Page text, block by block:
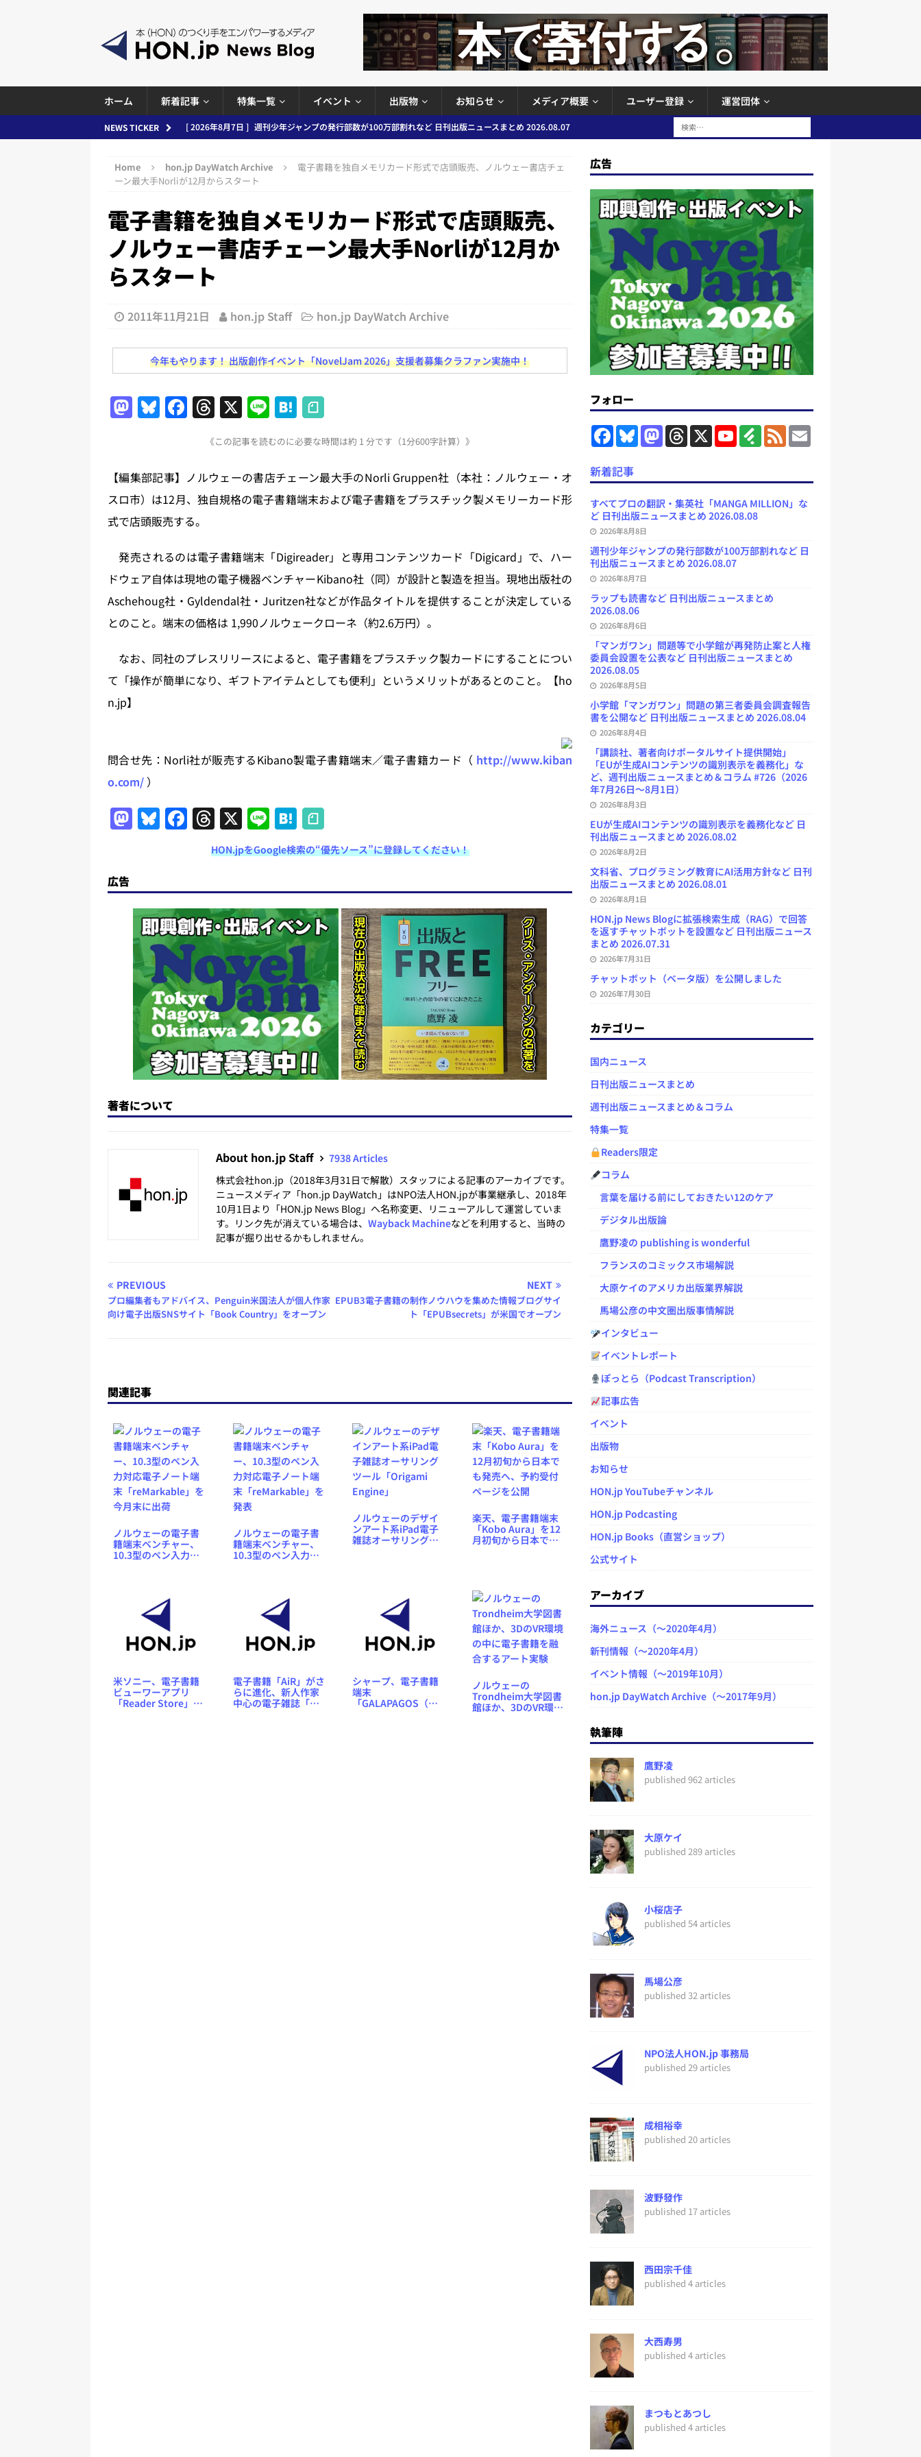
ホーム 新着記事 特集一覧 イベント 出版物 お知らせ メディア概要 ユーザー登録 運営団体
NEWS TICKER [ 2026年8月7日 ] 週刊少年ジャンプの発行部数が100万部割れなど 日刊出版ニュースまとめ 2026.08.07
[ 2026年8月6日 ] ラップも読書など 日刊出版ニュースまとめ 2026.08.06
日刊出版ニュースまとめ
ースまとめ 2026.08.05
日刊出版ニュースまとめ
[ 2026年8月4日 ] 小学館「マンガワン」問題の第三者委員会調査報告書を公開など 日刊出版ニュースまと
め 2026.08.04
[ 2026年8月3日 ]
務化」など、週刊出版ニュースまとめ＆コラム #726（2026年7月26日～8月1日）
[ 2026年8月2日 ] EUが生成AIコンテンツの識別表示を義務化など 日刊出版ニュースまとめ 2026.08.02
[ 2026年8月1日 ] 文科省、プログラミング教育にAI活用方針など 日刊出版ニュースまとめ 2026.08.01
日刊出版ニュースまとめ 2026.07.31
日刊出版ニュースまとめ
[ 2026年7月30日 ] チャットボット（ベータ版）を公開しました
お知らせ
[ 2026年8月8日 ]
Home hon.jp DayWatch Archive
電子書籍を独自メモリカード形式で店頭販売、ノルウェー書店チェ
ーン最大手Norliが12月からスタート
電子書籍を独自メモリカード形式で店頭販売、
ノルウェー書店チェーン最大手Norliが12月か
らスタート
2011年11月21日 hon.jp Staff hon.jp DayWatch Archive
今年もやります！ 出版創作イベント「NovelJam 2026」支援者募集クラファン実施中！
M
o
d
o
Bl
s
k
y
F
e
b
o
k
T
re
a
d
X Li
n
e
H
at
e
n
a
《この記事を読むのに必要な時間は約 1 分です（1分600字計算）》
【編集部記事】ノルウェーの書店チェーン最大手のNorli Gruppen社（本社：ノルウェー・オ
スロ市）は12月、独自規格の電子書籍端末および電子書籍をプラスチック製メモリーカード形
式で店頭販売する。
発売されるのは電子書籍端末「Digireader」と専用コンテンツカード「Digicard」で、ハー
ドウェア自体は現地の電子機器ベンチャーKibano社（同）が設計と製造を担当。現地出版社の
Aschehoug社・Gyldendal社・Juritzen社などが作品タイトルを提供することが決定している
とのこと。端末の価格は 1,990ノルウェークローネ（約2.6万円）。
なお、同社のプレスリリースによると、電子書籍をプラスチック製カードにすることについ
て「操作が簡単になり、ギフトアイテムとしても便利」というメリットがあるとのこと。【ho
n.jp】
問合せ先：Norli社が販売するKibano製電子書籍端末／電子書籍カード（ http://www.kiban
o.com/ ）
M
a
o
d
o
n
Bl
u
s
k
y
F
a
e
b
o
o
k
T
h
re
a
d
s
X Li
n
e
H
at
e
n
a
HON.jpをGoogle検索の“優先ソース”に登録してください！
広告
著者について
About hon.jp Staff
7938 Articles
株式会社hon.jp（2018年3月31日で解散）スタッフによる記事のアーカイブです。
ニュースメディア「hon.jp DayWatch」はNPO法人HON.jpが事業継承し、2018年
10月1日より「HON.jp News Blog」へ名称変更、リニューアルして運営していま
す。リンク先が消えている場合は、 Wayback Machineなどを利用すると、当時の
記事が掘り出せるかもしれません。
PREVIOUS
プロ編集者もアドバイス、Penguin米国法人が個人作家
向け電子出版SNSサイト「Book Country」をオープン
NEXT
EPUB3電子書籍の制作ノウハウを集めた情報ブログサイ
ト「EPUBsecrets」が米国でオープン
関連記事
ノルウェーの電子書
籍端末ベンチャー、
10.3型のペン入力対
ノルウェーの電子書
籍端末ベンチャー、
10.3型のペン入力対
ノルウェーのデザイ
ンアート系iPad電子
雑誌オーサリングツ
楽天、電子書籍端末
「Kobo Aura」を12
月初旬から日本でも
米ソニー、電子書籍
ビューワーアプリ
「Reader Store」を
電子書籍「AiR」がさ
らに進化、新人作家
中心の電子雑誌「講
シャープ、電子書籍
端末
「GALAPAGOS（ガ
ノルウェーの
Trondheim大学図書
館ほか、3DのVR環境
広告
フォロー
F
a
e
b
o
o
k
B
l
k
y
M
a
d
o
n
T
h
d
s
X
Y
o
b
e
C
h
n
e
F
e
y
F
e
E
m
新着記事
すべてプロの翻訳・集英社「MANGA MILLION」な
ど 日刊出版ニュースまとめ 2026.08.08
2026年8月8日
週刊少年ジャンプの発行部数が100万部割れなど 日
刊出版ニュースまとめ 2026.08.07
2026年8月7日
ラップも読書など 日刊出版ニュースまとめ
2026.08.06
2026年8月6日
「マンガワン」問題等で小学館が再発防止案と人権
委員会設置を公表など 日刊出版ニュースまとめ
2026.08.05
2026年8月5日
小学館「マンガワン」問題の第三者委員会調査報告
書を公開など 日刊出版ニュースまとめ 2026.08.04
2026年8月4日
「講談社、著者向けポータルサイト提供開始」
「EUが生成AIコンテンツの識別表示を義務化」な
ど、週刊出版ニュースまとめ＆コラム #726（2026
年7月26日～8月1日）
2026年8月3日
EUが生成AIコンテンツの識別表示を義務化など 日
刊出版ニュースまとめ 2026.08.02
2026年8月2日
文科省、プログラミング教育にAI活用方針など 日刊
出版ニュースまとめ 2026.08.01
2026年8月1日
HON.jp News Blogに拡張検索生成（RAG）で回答
を返すチャットボットを設置など 日刊出版ニュース
まとめ 2026.07.31
2026年7月31日
チャットボット（ベータ版）を公開しました
2026年7月30日
カテゴリー
国内ニュース
日刊出版ニュースまとめ
週刊出版ニュースまとめ＆コラム
特集一覧
Readers限定
コラム
言葉を届ける前にしておきたい12のケア
デジタル出版論
鷹野凌の publishing is wonderful
フランスのコミックス市場解説
大原ケイのアメリカ出版業界解説
馬場公彦の中文圏出版事情解説
インタビュー
イベントレポート
ぽっとら（Podcast Transcription）
記事広告
イベント
出版物
お知らせ
HON.jp YouTubeチャンネル
HON.jp Podcasting
HON.jp Books（直営ショップ）
公式サイト
アーカイブ
海外ニュース（～2020年4月）
新刊情報（～2020年4月）
イベント情報（～2019年10月）
hon.jp DayWatch Archive（～2017年9月）
執筆陣
鷹野凌
published 962 articles
大原ケイ
published 289 articles
小桜店子
published 54 articles
馬場公彦
published 32 articles
NPO法人HON.jp 事務局
published 29 articles
成相裕幸
published 20 articles
波野發作
published 17 articles
西田宗千佳
published 4 articles
大西寿男
published 4 articles
まつもとあつし
published 4 articles